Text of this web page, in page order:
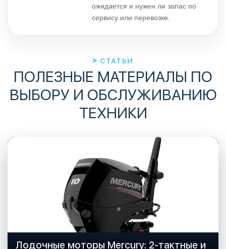
ожидается и нужен ли запас по
сервису или перевозке.
СТАТЬИ
ПОЛЕЗНЫЕ МАТЕРИАЛЫ ПО
ВЫБОРУ И ОБСЛУЖИВАНИЮ
ТЕХНИКИ
Лодочные моторы Mercury: 2-тактные и